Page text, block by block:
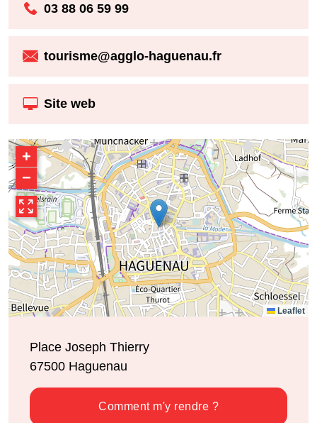
03 88 06 59 99
tourisme@agglo-haguenau.fr
Site web
+
−
Leaflet
Place Joseph Thierry
67500 Haguenau
Comment m'y rendre ?